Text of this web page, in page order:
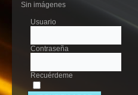
Sin imágenes
Usuario
Contraseña
Recuérdeme